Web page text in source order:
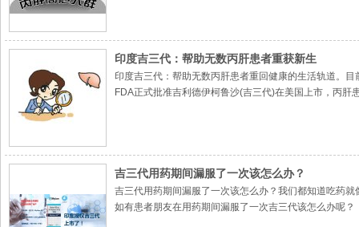
印度吉三代：帮助无数丙肝患者重获新生
印度吉三代：帮助无数丙肝患者重回健康的生活轨道。
FDA正式批准吉利德伊柯鲁沙(吉三代)在美国上市，丙肝
吉三代用药期间漏服了一次该怎么办？
吉三代用药期间漏服了一次该怎么办？我们都知道吃药
如有患者朋友在用药期间漏服了一次吉三代该怎么办呢？